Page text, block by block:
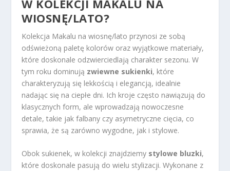
W KOLEKCJI MAKALU NA
WIOSNĘ/LATO?
Kolekcja Makalu na wiosnę/lato przynosi ze sobą
odświeżoną paletę kolorów oraz wyjątkowe materiały,
które doskonale odzwierciedlają charakter sezonu. W
tym roku dominują zwiewne sukienki, które
charakteryzują się lekkością i elegancją, idealnie
nadając się na ciepłe dni. Ich kroje często nawiązują do
klasycznych form, ale wprowadzają nowoczesne
detale, takie jak falbany czy asymetryczne cięcia, co
sprawia, że są zarówno wygodne, jak i stylowe.
Obok sukienek, w kolekcji znajdziemy stylowe bluzki,
które doskonale pasują do wielu stylizacji. Wykonane z